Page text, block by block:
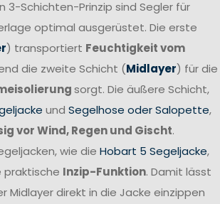
3-Schichten-Prinzip sind Segler für
optimal ausgerüstet. Die erste
) transportiert Feuchtigkeit vom
die zweite Schicht (Midlayer) für die
sorgt. Die äußere Schicht,
und Segelhose oder Salopette,
vor Wind, Regen und Gischt.
wie die Hobart 5 Segeljacke,
praktische Inzip-Funktion. Damit lässt
Midlayer direkt in die Jacke einzippen